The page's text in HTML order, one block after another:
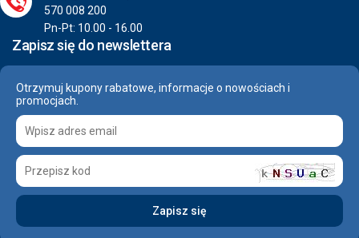
570 008 200
Pn-Pt: 10.00 - 16.00
Zapisz się do newslettera
Otrzymuj kupony rabatowe, informacje o nowościach i
promocjach.